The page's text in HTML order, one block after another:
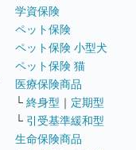
学資保険
ペット保険
ペット保険 小型犬
ペット保険 猫
医療保険商品
└ 終身型 ｜ 定期型
└ 引受基準緩和型
生命保険商品